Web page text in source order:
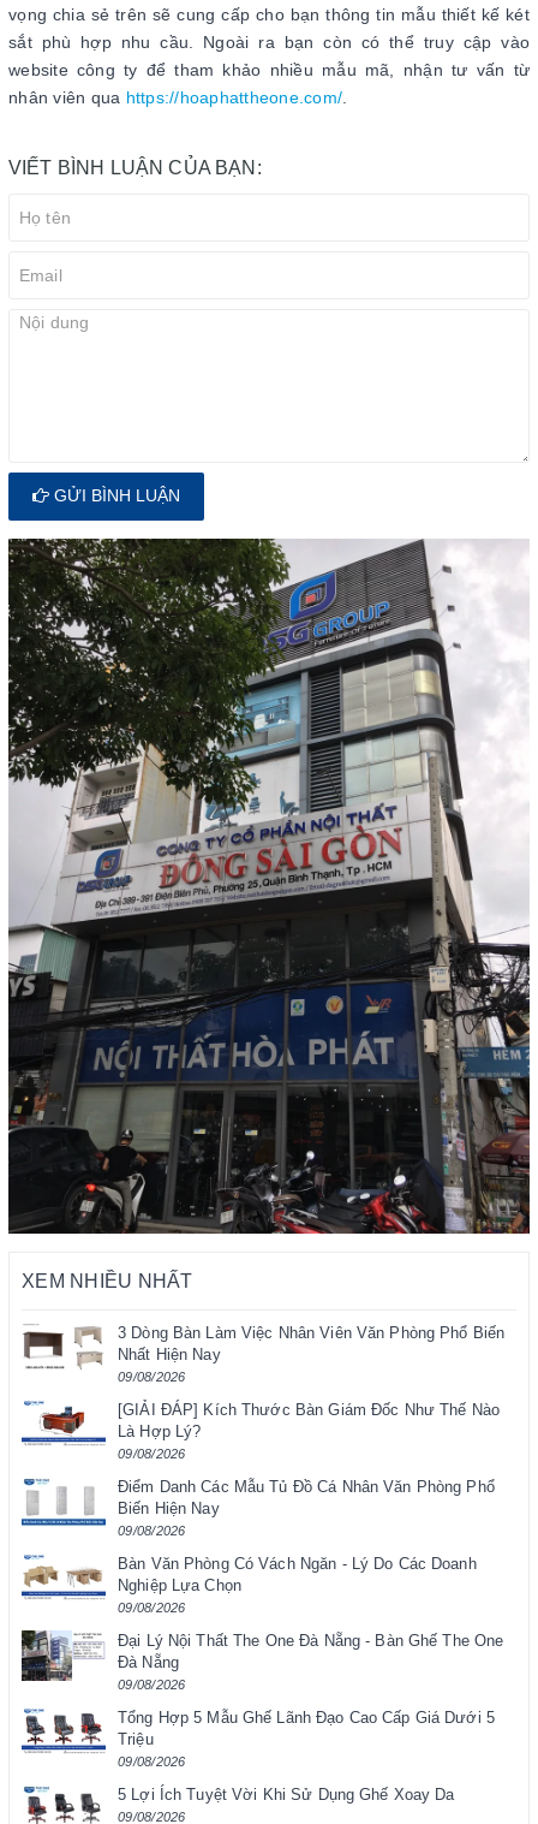
vọng chia sẻ trên sẽ cung cấp cho bạn thông tin mẫu thiết kế két
sắt phù hợp nhu cầu. Ngoài ra bạn còn có thể truy cập vào
website công ty để tham khảo nhiều mẫu mã, nhận tư vấn từ
nhân viên qua https://hoaphattheone.com/
VIẾT BÌNH LUẬN CỦA BẠN:
GỬI BÌNH LUẬN
XEM NHIỀU NHẤT
3 Dòng Bàn Làm Việc Nhân Viên Văn Phòng Phổ Biến
Nhất Hiện Nay
09/08/2026
[GIẢI ĐÁP] Kích Thước Bàn Giám Đốc Như Thế Nào
Là Hợp Lý?
09/08/2026
Điểm Danh Các Mẫu Tủ Đồ Cá Nhân Văn Phòng Phổ
Biến Hiện Nay
09/08/2026
Bàn Văn Phòng Có Vách Ngăn - Lý Do Các Doanh
Nghiệp Lựa Chọn
09/08/2026
Đại Lý Nội Thất The One Đà Nẵng - Bàn Ghế The One
Đà Nẵng
09/08/2026
Tổng Hợp 5 Mẫu Ghế Lãnh Đạo Cao Cấp Giá Dưới 5
Triệu
09/08/2026
5 Lợi Ích Tuyệt Vời Khi Sử Dụng Ghế Xoay Da
09/08/2026